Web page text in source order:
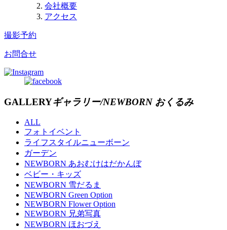
会社概要
アクセス
撮影予約
お問合せ
GALLERYギャラリー/NEWBORN おくるみ
ALL
フォトイベント
ライフスタイルニューボーン
ガーデン
NEWBORN あおむけはだかんぼ
ベビー・キッズ
NEWBORN 雪だるま
NEWBORN Green Option
NEWBORN Flower Option
NEWBORN 兄弟写真
NEWBORN ほおづえ